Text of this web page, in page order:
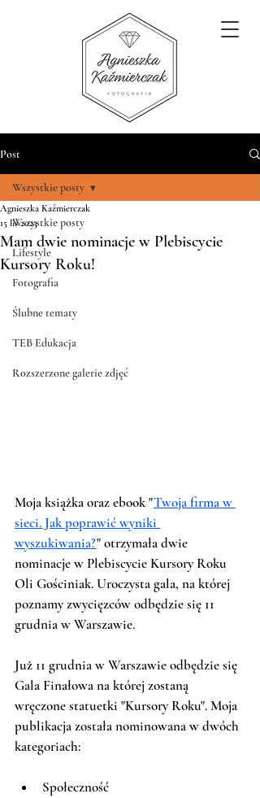
Post
Wszystkie posty
Lifestyle
Fotografia
Ślubne tematy
TEB Edukacja
Rozszerzone galerie zdjęć
Wszystkie posty
Mam dwie nominacje w Plebiscycie
Kursory Roku!
Agnieszka Kaźmierczak
15 lis 2023
Moja książka oraz ebook "Twoja firma w
sieci. Jak poprawić wyniki
wyszukiwania?" otrzymała dwie
nominacje w Plebiscycie Kursory Roku
Oli Gościniak. Uroczysta gala, na której
poznamy zwycięzców odbędzie się 11
grudnia w Warszawie.
Już 11 grudnia w Warszawie odbędzie się
Gala Finałowa na której zostaną
wręczone statuetki "Kursory Roku". Moja
publikacja została nominowana w dwóch
kategoriach:
Społeczność